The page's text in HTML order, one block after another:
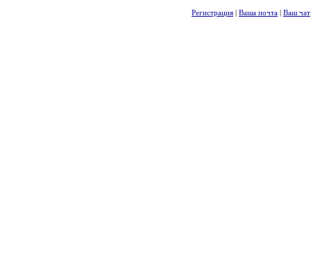
Регистрация | Ваша почта | Ваш чат